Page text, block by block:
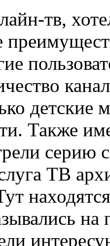
тв,
Также
серию
ТВ